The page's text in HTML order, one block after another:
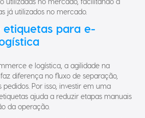
já utilizados no mercado.
para e-
diferença no fluxo de separação,
Por isso, investir em uma
ajuda a reduzir etapas manuais
da operação.